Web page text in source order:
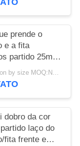
prende o
e a fita
partido 25m
reusáveis do
negotiation by size MOQ:Negociável
dobro da cor
laço do
fita frente e